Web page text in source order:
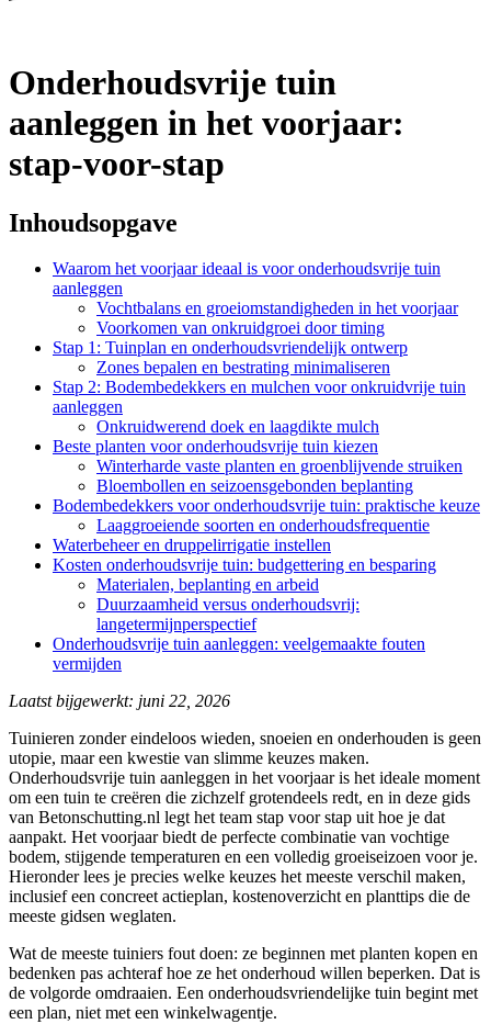
Onderhoudsvrije tuin
aanleggen in het voorjaar:
stap-voor-stap
Inhoudsopgave
Waarom het voorjaar ideaal is voor onderhoudsvrije tuin
aanleggen
Vochtbalans en groeiomstandigheden in het voorjaar
Voorkomen van onkruidgroei door timing
Stap 1: Tuinplan en onderhoudsvriendelijk ontwerp
Zones bepalen en bestrating minimaliseren
Stap 2: Bodembedekkers en mulchen voor onkruidvrije tuin
aanleggen
Onkruidwerend doek en laagdikte mulch
Beste planten voor onderhoudsvrije tuin kiezen
Winterharde vaste planten en groenblijvende struiken
Bloembollen en seizoensgebonden beplanting
Bodembedekkers voor onderhoudsvrije tuin: praktische keuze
Laaggroeiende soorten en onderhoudsfrequentie
Waterbeheer en druppelirrigatie instellen
Kosten onderhoudsvrije tuin: budgettering en besparing
Materialen, beplanting en arbeid
Duurzaamheid versus onderhoudsvrij:
langetermijnperspectief
Onderhoudsvrije tuin aanleggen: veelgemaakte fouten
vermijden
Laatst bijgewerkt: juni 22, 2026
Tuinieren zonder eindeloos wieden, snoeien en onderhouden is geen
utopie, maar een kwestie van slimme keuzes maken.
Onderhoudsvrije tuin aanleggen in het voorjaar is het ideale moment
om een tuin te creëren die zichzelf grotendeels redt, en in deze gids
van Betonschutting.nl legt het team stap voor stap uit hoe je dat
aanpakt. Het voorjaar biedt de perfecte combinatie van vochtige
bodem, stijgende temperaturen en een volledig groeiseizoen voor je.
Hieronder lees je precies welke keuzes het meeste verschil maken,
inclusief een concreet actieplan, kostenoverzicht en planttips die de
meeste gidsen weglaten.
Wat de meeste tuiniers fout doen: ze beginnen met planten kopen en
bedenken pas achteraf hoe ze het onderhoud willen beperken. Dat is
de volgorde omdraaien. Een onderhoudsvriendelijke tuin begint met
een plan, niet met een winkelwagentje.